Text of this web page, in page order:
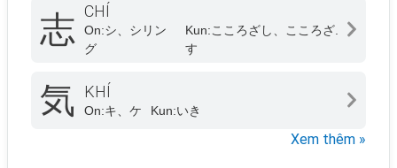
志 CHÍ
On:シ、シリン
グ
Kun:こころざし、こころざ.
す
気 KHÍ
On:キ、ケ Kun:いき
Xem thêm »